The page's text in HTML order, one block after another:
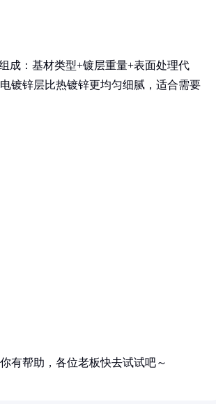
成：基材类型+镀层重量+表面处理代
镀锌层比热镀锌更均匀细腻，适合需要
有帮助，各位老板快去试试吧～